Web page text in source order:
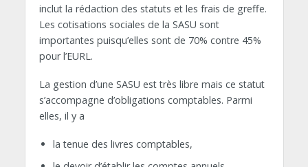
inclut la rédaction des statuts et les frais de greffe.
Les cotisations sociales de la SASU sont
importantes puisqu’elles sont de 70% contre 45%
pour l’EURL.
La gestion d’une SASU est très libre mais ce statut
s’accompagne d’obligations comptables. Parmi
elles, il y a
la tenue des livres comptables,